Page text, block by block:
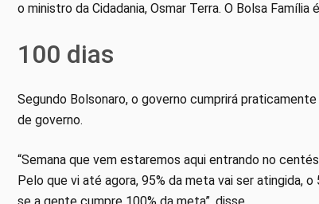
o ministro da Cidadania, Osmar Terra. O Bolsa
100 dias
Segundo Bolsonaro, o governo cumprirá
de governo.
“Semana que vem estaremos aqui entrando no
Pelo que vi até agora, 95% da meta vai ser atingida,